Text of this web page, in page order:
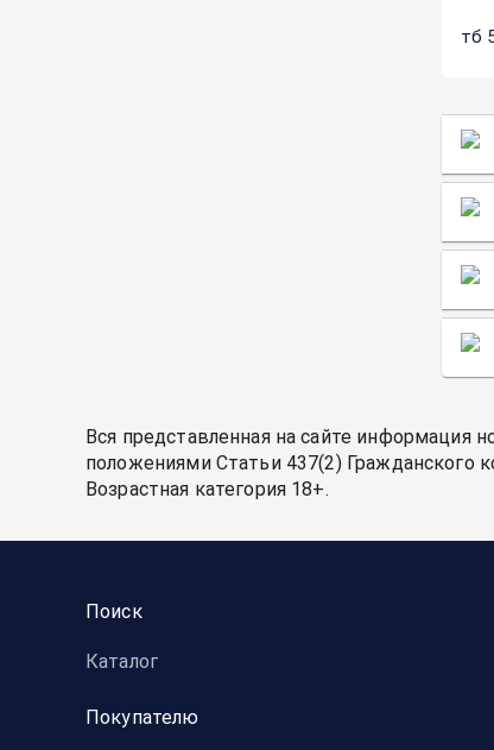
тб
Вся представленная на сайте информация
положениями Статьи 437(2) Гражданского
Возрастная категория 18+.
Поиск
Каталог
Покупателю